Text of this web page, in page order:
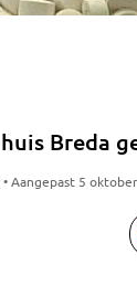
Breda
Aangepast 5